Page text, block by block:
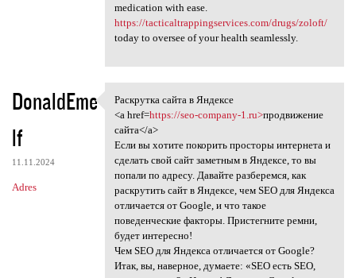
medication with ease.
https://tacticaltrappingservices.com/drugs/zoloft/
today to oversee of your health seamlessly.
DonaldEme
lf
11.11.2024
Adres
Раскрутка сайта в Яндексе
Раскрутка сайта в Яндексе
<a href=https://seo-company-1.ru>продвижение
сайта</a>
Если вы хотите покорить просторы интернета и
сделать свой сайт заметным в Яндексе, то вы
попали по адресу. Давайте разберемся, как
раскрутить сайт в Яндексе, чем SEO для Яндекса
отличается от Google, и что такое
поведенческие факторы. Пристегните ремни,
будет интересно!
Чем SEO для Яндекса отличается от Google?
Итак, вы, наверное, думаете: «SEO есть SEO,